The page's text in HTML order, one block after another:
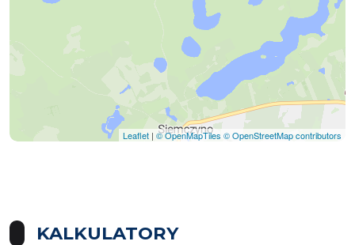
Leaflet | © OpenMapTiles © OpenStreetMap contributors
KALKULATORY